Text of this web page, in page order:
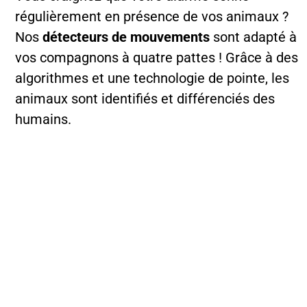
régulièrement en présence de vos animaux ?
Nos détecteurs de mouvements sont adapté à
vos compagnons à quatre pattes ! Grâce à des
algorithmes et une technologie de pointe, les
animaux sont identifiés et différenciés des
humains.